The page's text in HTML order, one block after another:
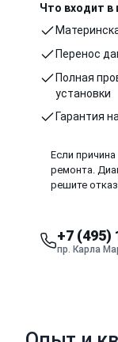
Что входит в
Перенос
Полная
установки
Гарантия
Если
ремонта.
решите
+7 (495)
пр. Карла